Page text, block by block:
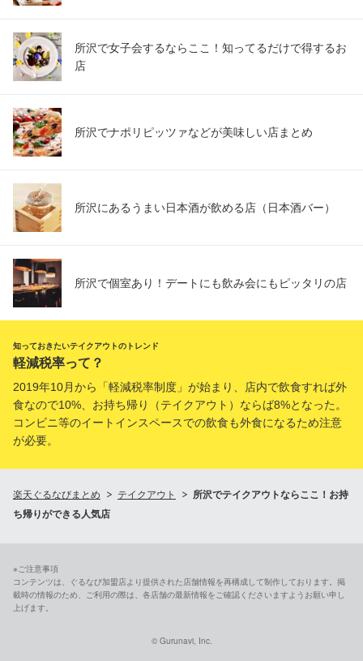
所沢で女子会するならここ！知ってるだけで得するお
店
所沢でナポリピッツァなどが美味しい店まとめ
所沢にあるうまい日本酒が飲める店（日本酒バー）
所沢で個室あり！デートにも飲み会にもピッタリの店
知っておきたいテイクアウトのトレンド
軽減税率って？
2019年10月から「軽減税率制度」が始まり、店内で飲食すれば外
食なので10%、お持ち帰り（テイクアウト）ならば8%となった。
コンビニ等のイートインスペースでの飲食も外食になるため注意
が必要。
楽天ぐるなびまとめ テイクアウト
所沢でテイクアウトならここ！お持
ち帰りができる人気店
※ご注意事項
コンテンツは、ぐるなび加盟店より提供された店舗情報を再構成して制作しております。掲
載時の情報のため、ご利用の際は、各店舗の最新情報をご確認くださいますようお願い申し
上げます。
© Gurunavi, Inc.